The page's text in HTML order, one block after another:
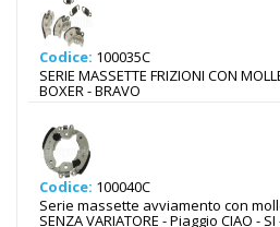
Codice: 100035C
SERIE MASSETTE FRIZIONI CON
BOXER - BRAVO
Codice: 100040C
Serie massette avviamento con
SENZA VARIATORE - Piaggio CIAO -